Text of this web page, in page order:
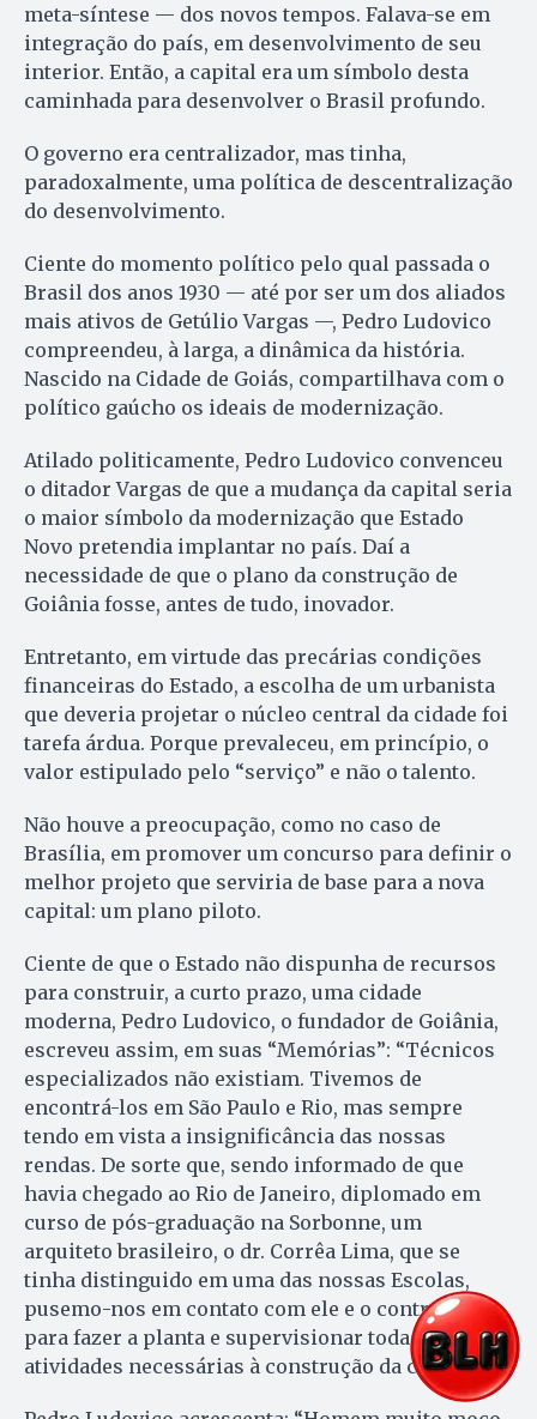
meta-síntese — dos novos tempos. Falava-se em
integração do país, em desenvolvimento de seu
interior. Então, a capital era um símbolo desta
caminhada para desenvolver o Brasil profundo.
O governo era centralizador, mas tinha,
paradoxalmente, uma política de descentralização
do desenvolvimento.
Ciente do momento político pelo qual passada o
Brasil dos anos 1930 — até por ser um dos aliados
mais ativos de Getúlio Vargas —, Pedro Ludovico
compreendeu, à larga, a dinâmica da história.
Nascido na Cidade de Goiás, compartilhava com o
político gaúcho os ideais de modernização.
Atilado politicamente, Pedro Ludovico convenceu
o ditador Vargas de que a mudança da capital seria
o maior símbolo da modernização que Estado
Novo pretendia implantar no país. Daí a
necessidade de que o plano da construção de
Goiânia fosse, antes de tudo, inovador.
Entretanto, em virtude das precárias condições
financeiras do Estado, a escolha de um urbanista
que deveria projetar o núcleo central da cidade foi
tarefa árdua. Porque prevaleceu, em princípio, o
valor estipulado pelo “serviço” e não o talento.
Não houve a preocupação, como no caso de
Brasília, em promover um concurso para definir o
melhor projeto que serviria de base para a nova
capital: um plano piloto.
Ciente de que o Estado não dispunha de recursos
para construir, a curto prazo, uma cidade
moderna, Pedro Ludovico, o fundador de Goiânia,
escreveu assim, em suas “Memórias”: “Técnicos
especializados não existiam. Tivemos de
encontrá-los em São Paulo e Rio, mas sempre
tendo em vista a insignificância das nossas
rendas. De sorte que, sendo informado de que
havia chegado ao Rio de Janeiro, diplomado em
curso de pós-graduação na Sorbonne, um
arquiteto brasileiro, o dr. Corrêa Lima, que se
tinha distinguido em uma das nossas Escolas,
pusemo-nos em contato com ele e o contratamos
para fazer a planta e supervisionar todas as
atividades necessárias à construção da cidade”.